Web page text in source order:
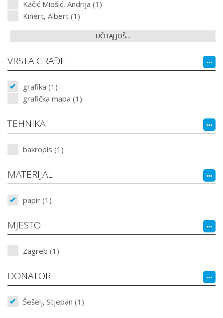
Kačić Miošić, Andrija (1)
Kinert, Albert (1)
UČITAJ JOŠ...
VRSTA GRAĐE
grafika (1)
grafička mapa (1)
TEHNIKA
bakropis (1)
MATERIJAL
papir (1)
MJESTO
Zagreb (1)
DONATOR
Šešelj, Stjepan (1)